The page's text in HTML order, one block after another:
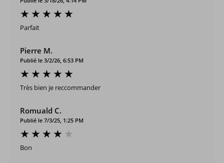
Parfait
Pierre M.
Publié le 3/2/26, 6:53 PM
Très bien je reccommander
Romuald C.
Publié le 7/3/25, 1:25 PM
Bon